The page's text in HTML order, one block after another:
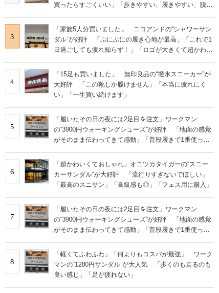
買ったらすごくいい」「歩きやすい、履きやすい、脱ぎ
3
「家族5人分買いました」 ニコアンドの“シャワーサン
ダル”が好評 「ぷにぷにの履き心地が最高」「これで1
日過ごしても疲れ知らず！」「ロゴが大きくて超かわい
4
「15足も買いました」 無印良品の“撥水スニーカー”が
大好評 「この靴しか履けません」「本当に疲れにく
い」「一生買い続けます」
5
「履いたその日の夜には2足目を注文」ワークマン
の“3900円ウォーキングシューズ”が好評 「地面の感覚
がそのまま伝わってきて感動」「普段履きで1番使って
6
「超かわいくておしゃれ」オニツカタイガーの“スニー
カーサンダル”が大好評 「流行りすぎないでほしい」
「最高のスニサン」「高級感も◎」「フェス用に購入」
7
「履いたその日の夜には2足目を注文」ワークマン
の“3900円ウォーキングシューズ”が好評 「地面の感覚
がそのまま伝わってきて感動」「普段履きで1番使って
8
「軽くてふわふわ」「何よりもコスパが最強」 ワーク
マンの“1280円サンダル”が大人気 「歩くのも走るのも
良い感じ」「足が疲れない」